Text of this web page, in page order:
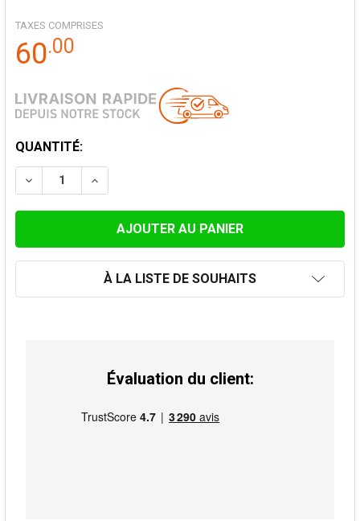
TAXES COMPRISES
60.00
STOCK
ACTUEL:
QUANTITÉ:
DIMINUER LA QUANTITÉ DE PLAQUE DE FINITION 30-
AUGMENTER LA QUANTITÉ DE PLAQUE DE
À LA LISTE DE SOUHAITS
Évaluation du client: